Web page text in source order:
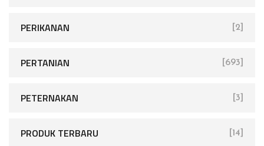
PERIKANAN [2]
PERTANIAN [693]
PETERNAKAN [3]
PRODUK TERBARU [14]